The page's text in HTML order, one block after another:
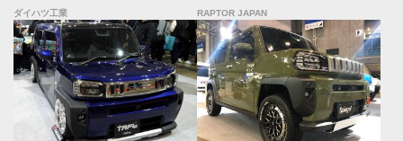
ダイハツ工業 RAPTOR JAPAN